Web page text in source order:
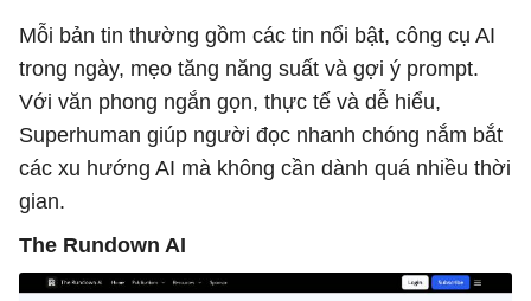
Mỗi bản tin thường gồm các tin nổi bật, công cụ AI
trong ngày, mẹo tăng năng suất và gợi ý prompt.
Với văn phong ngắn gọn, thực tế và dễ hiểu,
Superhuman giúp người đọc nhanh chóng nắm bắt
các xu hướng AI mà không cần dành quá nhiều thời
gian.
The Rundown AI